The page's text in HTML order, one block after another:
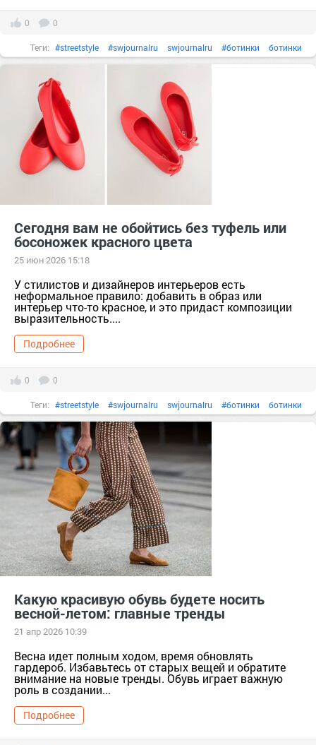
0 0
Теги: #streetstyle #swjournalru swjournalru #ботинки ботинки
#женскаяодежда #Кроссовки
#мокасины #обувь Обувь #одежда одежда
#стиль стиль
ф/х. Усадьба КХ Сезон [1363307] #цвета
Сегодня вам не обойтись без туфель или
босоножек красного цвета
25 июн 2026 15:18
У стилистов и дизайнеров интерьеров есть
неформальное правило: добавить в образ или
интерьер что-то красное, и это придаст композиции
выразительность....
Подробнее
0 0
Теги: #streetstyle #swjournalru swjournalru #ботинки ботинки
#вещи вещи #гардероб
#женскаяодежда #Кроссовки Кроссовки
#мокасины #обувь Обувь #одежда одежда
#стиль стиль
ф/х. Усадьба КХ Сезон [1363307] #цвета
Какую красивую обувь будете носить
весной-летом: главные тренды
21 апр 2026 10:39
Весна идет полным ходом, время обновлять
гардероб. Избавьтесь от старых вещей и обратите
внимание на новые тренды. Обувь играет важную
роль в создании...
Подробнее